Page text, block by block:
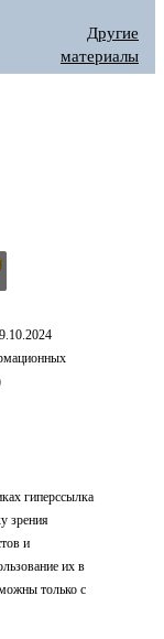
Другие
материалы
гиперссылка
зрения
и
их в
только с